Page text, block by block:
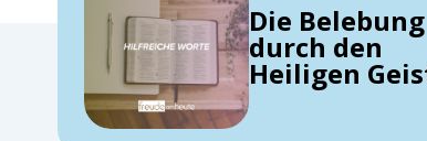
Die Belebung
durch den
Heiligen